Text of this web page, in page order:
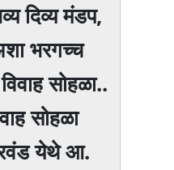
दिव्य मंडप,
भरगच्च
सोहळा..
सोहळा
येथे आ.